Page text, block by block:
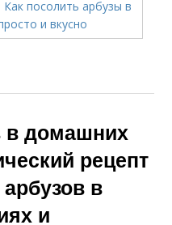
в домашних
рецепт
в
и